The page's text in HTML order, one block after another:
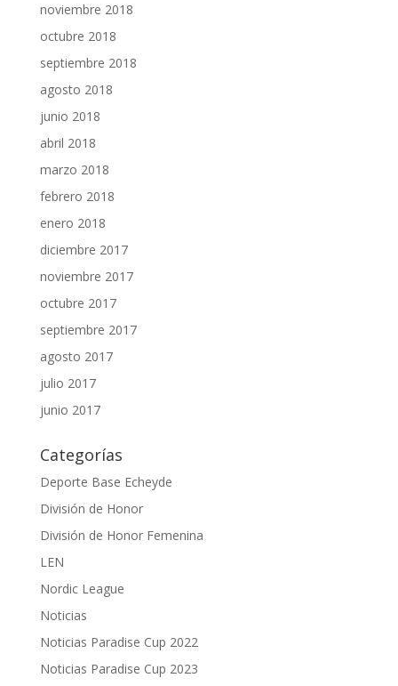
noviembre 2018
octubre 2018
septiembre 2018
agosto 2018
junio 2018
abril 2018
marzo 2018
febrero 2018
enero 2018
diciembre 2017
noviembre 2017
octubre 2017
septiembre 2017
agosto 2017
julio 2017
junio 2017
Categorías
Deporte Base Echeyde
División de Honor
División de Honor Femenina
LEN
Nordic League
Noticias
Noticias Paradise Cup 2022
Noticias Paradise Cup 2023